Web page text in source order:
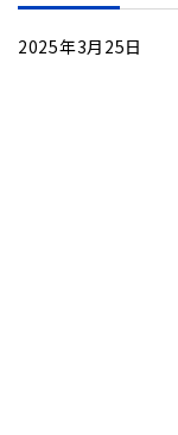
2025年3月25日